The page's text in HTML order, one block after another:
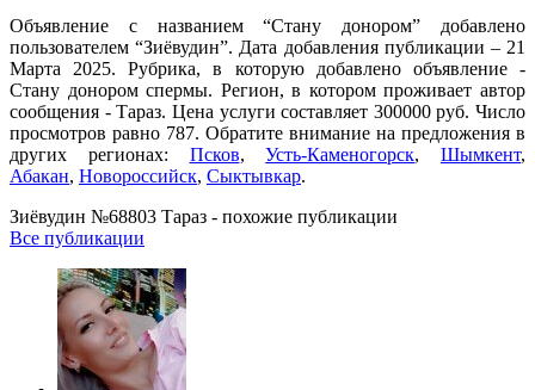
Объявление с названием “Стану донором” добавлено
пользователем “Зиёвудин”. Дата добавления публикации – 21
Марта 2025. Рубрика, в которую добавлено объявление -
Стану донором спермы. Регион, в котором проживает автор
сообщения - Тараз. Цена услуги составляет 300000 руб. Число
просмотров равно 787. Обратите внимание на предложения в
других регионах: Псков,Усть-Каменогорск, Шымкент,
Абакан, Новороссийск, Сыктывкар.
Зиёвудин №68803 Тараз - похожие публикации
Все публикации